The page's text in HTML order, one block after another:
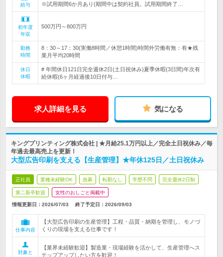
給与
※試用期間6か月あり(期間中は契約社員。試用期間終了…
初年度
年収
500万円～800万円
勤務
時間
8：30～17：30(実働8時間／休憩1時間)時間外労働有無：有★残
業月平均20時間
休日
休暇
# 年間休日121日完全週休2日(土日祝休み)夏季休暇(3日間)年次有
給休暇(6ヶ月経過後10日付与…
求人詳細を見る 気になる
キングプリンティング株式会社 | ★月給25.1万円以上／完全土日祝休み／毎
年過去最高売上を更新！
大型広告印刷を支える【生産管理】★年休125日／土日祝休み
正社員 業種未経験OK 急募 転勤なし 学歴不問 完全週休2日制
第二新卒歓迎 女性のおしごと掲載中
情報更新日：2026/07/03 終了予定日： 2026/09/03
仕事内容
【大型広告印刷の生産管理】工程・品質・納期を管理し、モノづ
くりの現場を支える仕事です！
対象と
【業界未経験歓迎】製造業・現場経験を活かして、生産管理へス
テップアップしたい方を歓迎！